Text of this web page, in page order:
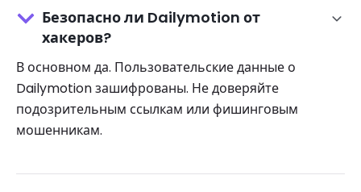
Безопасно ли Dailymotion от
хакеров?
В основном да. Пользовательские данные о
Dailymotion зашифрованы. Не доверяйте
подозрительным ссылкам или фишинговым
мошенникам.